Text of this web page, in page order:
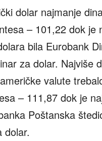
dolar najmanje
– 101,22 dok je
bila Eurobank
za dolar. Najviše
valute
– 111,87 dok je
Poštanska
dolar.